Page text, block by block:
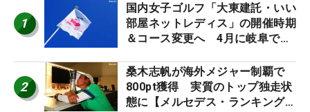
1
国内女子ゴルフ「大東建託・いい
部屋ネットレディス」の開催時期
＆コース変更へ 4月に岐阜で開
2
桑木志帆が海外メジャー制覇で
800pt獲得 実質のトップ独走状
態に【メルセデス・ランキング番